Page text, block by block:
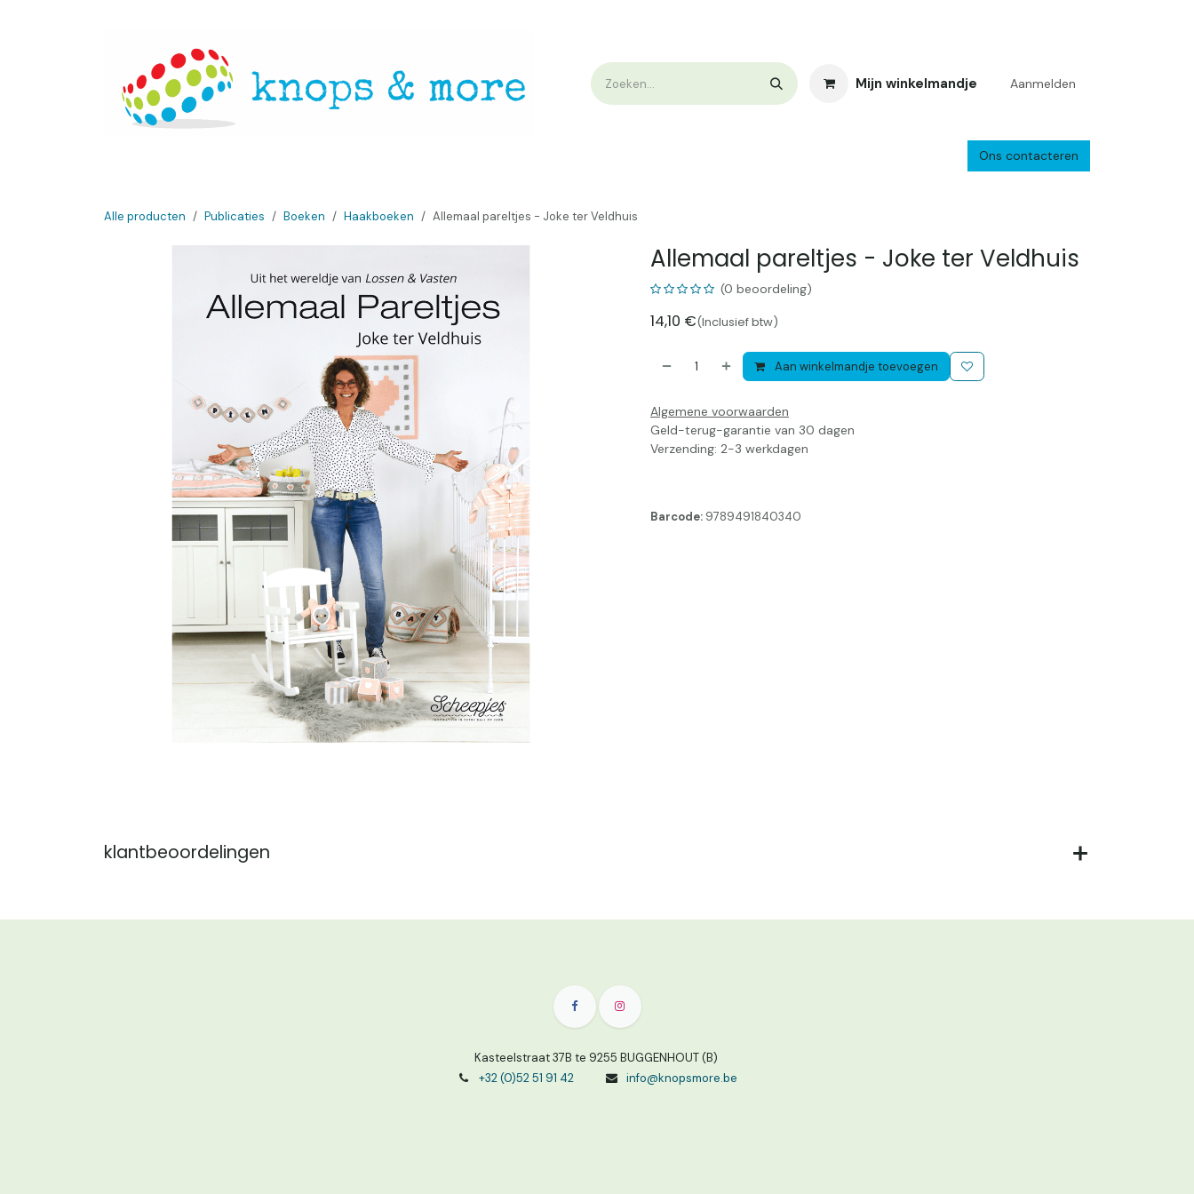
Mijn winkelmandje Aanmelden
Parkeren Bedrijf Verzenden en
Ons contacteren
Alle producten Publicaties Boeken Haakboeken Allemaal pareltjes - Joke ter Veldhuis
Allemaal pareltjes - Joke ter Veldhuis
(0 beoordeling)
14,10 €(Inclusief btw)
Aan winkelmandje toevoegen
Algemene voorwaarden
Geld-terug-garantie van 30 dagen
Verzending: 2-3 werkdagen
Barcode: 9789491840340
klantbeoordelingen
Kasteelstraat 37B te 9255 BUGGENHOUT (B)
+32 (0)52 51 91 42
info@knopsmore.be